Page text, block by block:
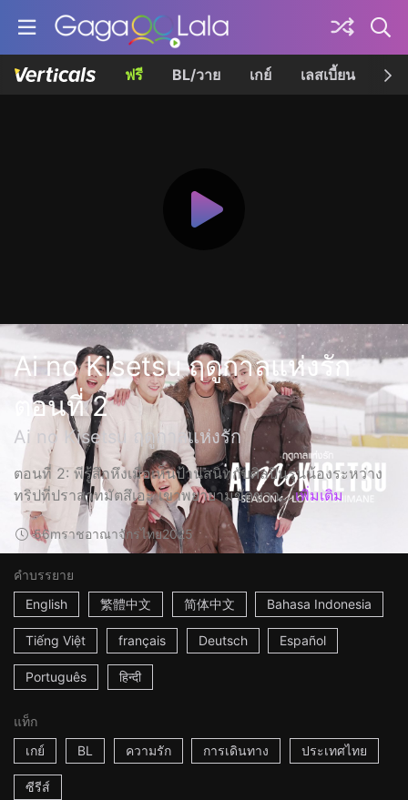
ฟรี BL/วาย เกย์ เลสเบี้ยน เค
Ai no Kisetsu ฤดูกาลแห่งรัก
ตอนที่ 2
Ai no Kisetsu ฤดูกาลแห่งรัก
ตอนที่ 2: พีรู้สึกหึงเมื่อเห็นป้านสนิทกับศิลปินรุ่นน้องระหว่าง
ทริปที่ปราสาทมัตสึเอะ เขาพยายามขัดขวา... เพิ่มเติม
56mราชอาณาจักรไทย2025
คำบรรยาย
English
繁體中文 简体中文 Bahasa Indonesia
Tiếng Việt français Deutsch Español
Português हिन्दी
แท็ก
เกย์
BL ความรัก การเดินทาง ประเทศไทย
ซีรีส์